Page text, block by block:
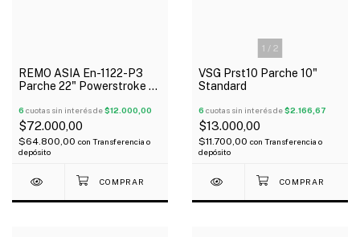
REMO ASIA En-1122-P3
Parche 22" Powerstroke 3
6 cuotas sin interés de$12.000,00
$72.000,00
$64.800,00 con Transferencia o
depósito
1 / 2
VSG Prst10 Parche 10"
Standard
6 cuotas sin interés de$2.166,67
$13.000,00
$11.700,00 con Transferencia o
depósito